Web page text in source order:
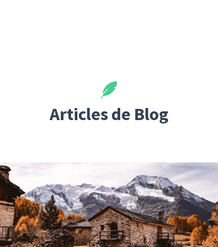
Articles de Blog